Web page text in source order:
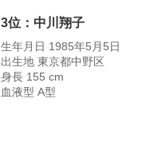
3位：中川翔子
生年月日 1985年5月5日
出生地 東京都中野区
身長 155 cm
血液型 A型